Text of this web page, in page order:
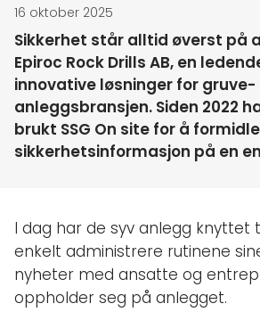
16 oktober 2025
Sikkerhet står alltid øverst på
Epiroc Rock Drills AB, en
innovative løsninger for gruve-
anleggsbransjen. Siden 2022
brukt SSG On site for å formidle
sikkerhetsinformasjon på en
I dag har de syv anlegg knyttet
enkelt administrere rutinene
nyheter med ansatte og
oppholder seg på anlegget.